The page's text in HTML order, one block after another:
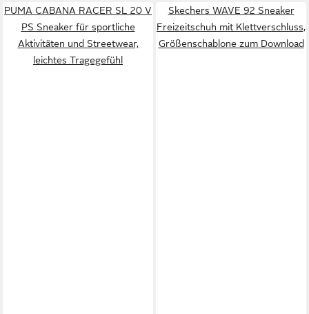
PUMA CABANA RACER SL 20 V
PS Sneaker für sportliche
Aktivitäten und Streetwear,
leichtes Tragegefühl
Skechers WAVE 92 Sneaker
Freizeitschuh mit Klettverschluss,
Größenschablone zum Download